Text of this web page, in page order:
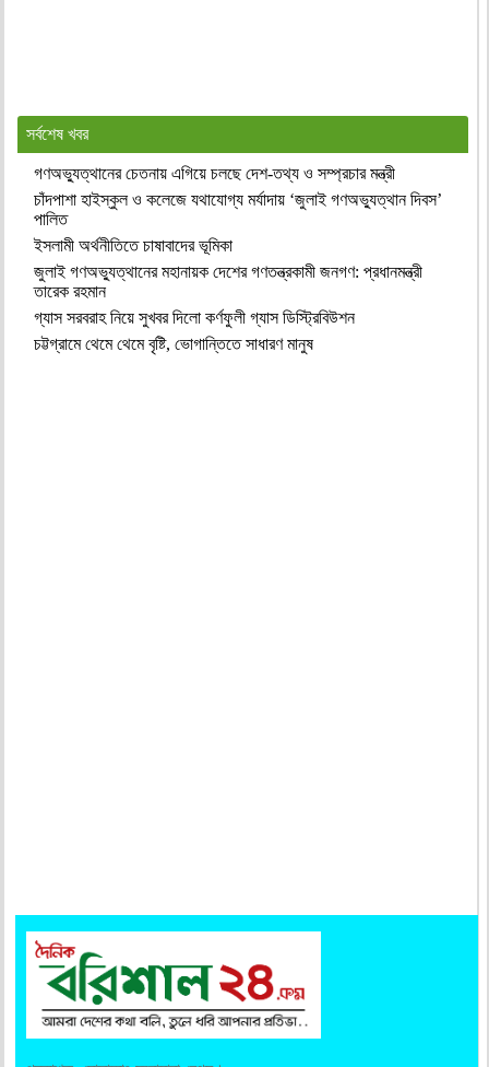
সর্বশেষ খবর
গণঅভ্যুত্থানের চেতনায় এগিয়ে চলছে দেশ-তথ্য ও সম্প্রচার মন্ত্রী
চাঁদপাশা হাইস্কুল ও কলেজে যথাযোগ্য মর্যাদায় ‘জুলাই গণঅভ্যুত্থান দিবস’
পালিত
ইসলামী অর্থনীতিতে চাষাবাদের ভূমিকা
জুলাই গণঅভ্যুত্থানের মহানায়ক দেশের গণতন্ত্রকামী জনগণ: প্রধানমন্ত্রী
তারেক রহমান
গ্যাস সরবরাহ নিয়ে সুখবর দিলো কর্ণফুলী গ্যাস ডিস্ট্রিবিউশন
চট্টগ্রামে থেমে থেমে বৃষ্টি, ভোগান্তিতে সাধারণ মানুষ